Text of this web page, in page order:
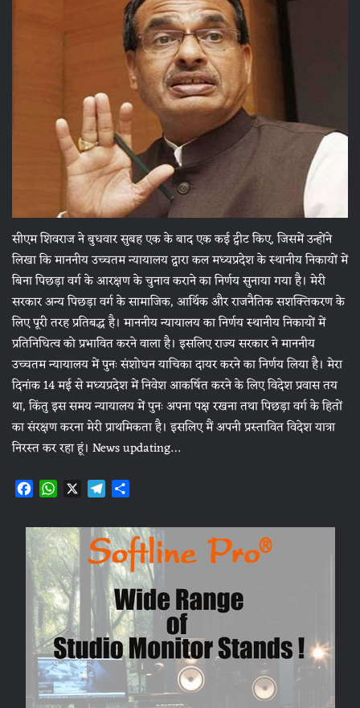
सीएम शिवराज ने बुधवार सुबह एक के बाद एक कई ट्वीट किए, जिसमें उन्‍होंने
लिखा कि माननीय उच्चतम न्यायालय द्वारा कल मध्यप्रदेश के स्थानीय निकायों में
बिना पिछड़ा वर्ग के आरक्षण के चुनाव कराने का निर्णय सुनाया गया है। मेरी
सरकार अन्य पिछड़ा वर्ग के सामाजिक, आर्थिक और राजनैतिक सशक्तिकरण के
लिए पूरी तरह प्रतिबद्ध है। माननीय न्यायालय का निर्णय स्थानीय निकायों में
प्रतिनिधित्व को प्रभावित करने वाला है। इसलिए राज्य सरकार ने माननीय
उच्चतम न्यायालय में पुनः संशोधन याचिका दायर करने का निर्णय लिया है। मेरा
दिनांक 14 मई से मध्यप्रदेश में निवेश आकर्षित करने के लिए विदेश प्रवास तय
था, किंतु इस समय न्यायालय में पुनः अपना पक्ष रखना तथा पिछड़ा वर्ग के हितों
का संरक्षण करना मेरी प्राथमिकता है। इसलिए मैं अपनी प्रस्तावित विदेश यात्रा
निरस्त कर रहा हूं। News updating…
F
c
e
b
o
o
k
W
a
t
s
A
p
p
X T
l
e
g
r
a
m
a
r
e